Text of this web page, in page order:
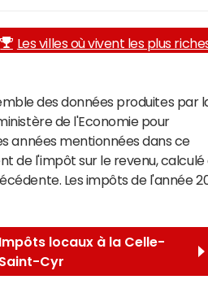
Les villes où vivent les plus
des données produites par
de l'Economie pour
années mentionnées dans ce
de l'impôt sur le revenu, calculé
Les impôts de l'année
Impôts locaux à la Celle-
Saint-Cyr